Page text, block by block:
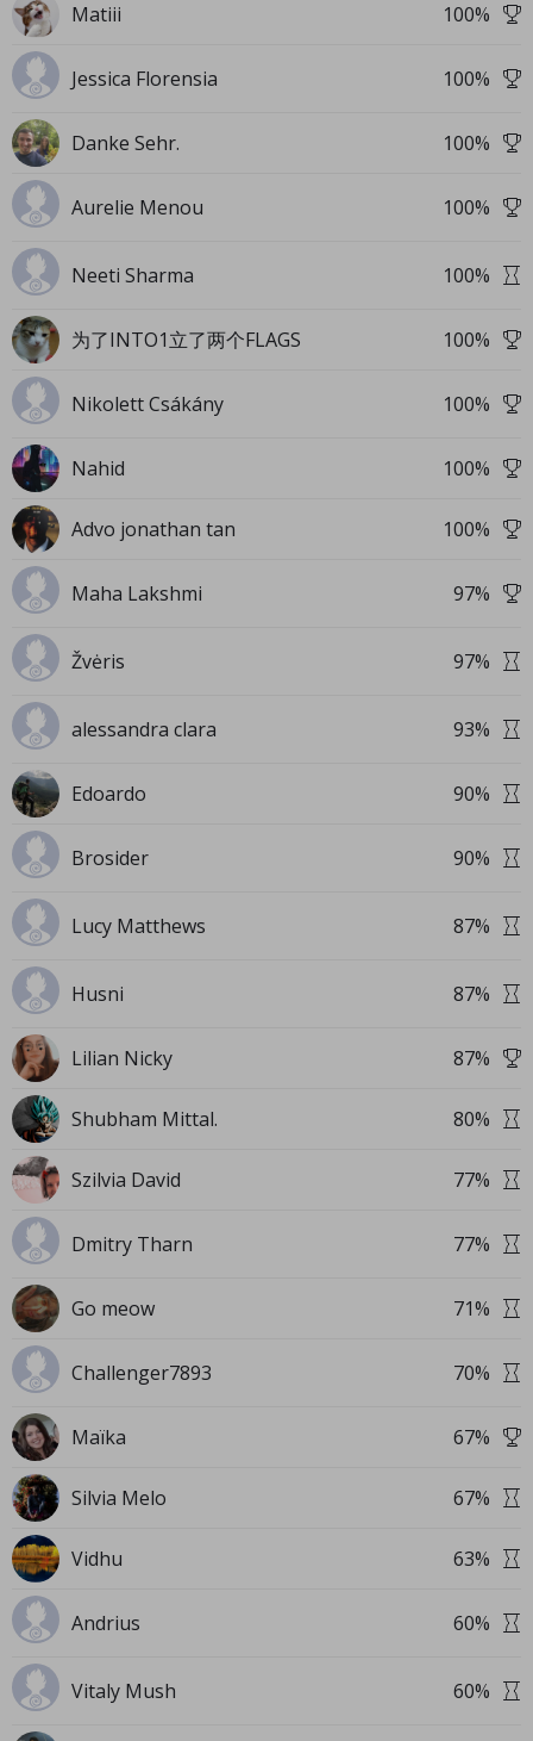
Matiii 100%
Jessica Florensia 100%
Danke Sehr. 100%
Aurelie Menou 100%
Neeti Sharma 100%
为了INTO1立了两个FLAGS 100%
Nikolett Csákány 100%
Nahid 100%
Advo jonathan tan 100%
Maha Lakshmi 97%
Žvėris 97%
alessandra clara 93%
Edoardo 90%
Brosider 90%
Lucy Matthews 87%
Husni 87%
Lilian Nicky 87%
Shubham Mittal. 80%
Szilvia David 77%
Dmitry Tharn 77%
Go meow 71%
Challenger7893 70%
Maïka 67%
Silvia Melo 67%
Vidhu 63%
Andrius 60%
Vitaly Mush 60%